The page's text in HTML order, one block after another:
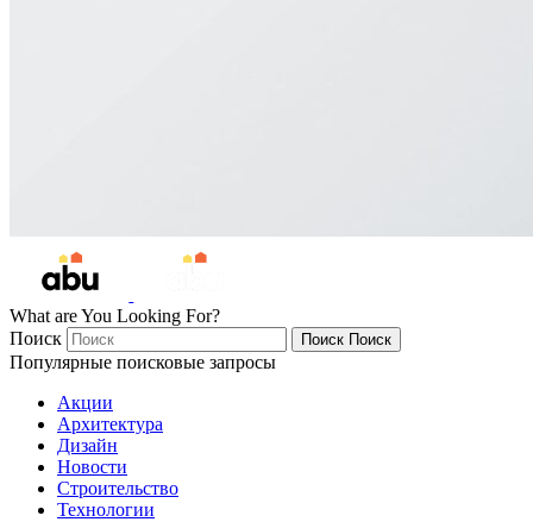
What are You Looking For?
Поиск
Поиск Поиск
Популярные поисковые запросы
Акции
Архитектура
Дизайн
Новости
Строительство
Технологии